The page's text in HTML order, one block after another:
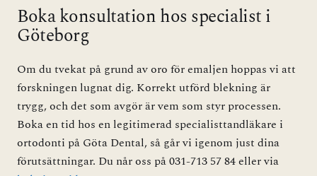
Boka konsultation hos specialist i
Göteborg
Om du tvekat på grund av oro för emaljen hoppas vi att
forskningen lugnat dig. Korrekt utförd blekning är
trygg, och det som avgör är vem som styr processen.
Boka en tid hos en legitimerad specialisttandläkare i
ortodonti på Göta Dental, så går vi igenom just dina
förutsättningar. Du når oss på 031-713 57 84 eller via